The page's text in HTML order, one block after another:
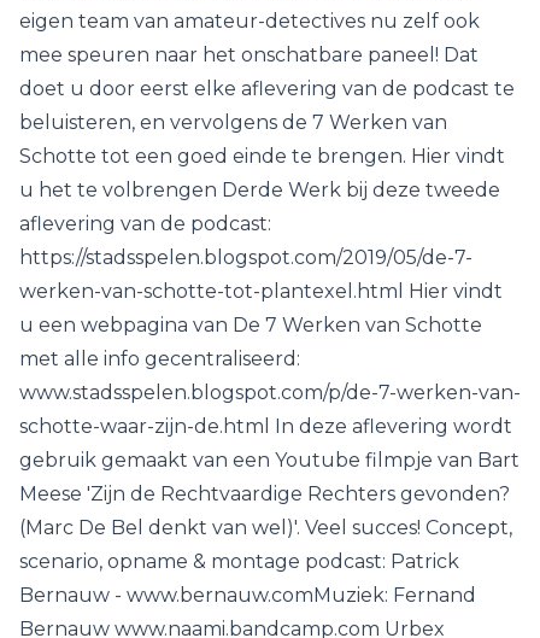
eigen team van amateur-detectives nu zelf ook
mee speuren naar het onschatbare paneel! Dat
doet u door eerst elke aflevering van de podcast te
beluisteren, en vervolgens de 7 Werken van
Schotte tot een goed einde te brengen. Hier vindt
u het te volbrengen Derde Werk bij deze tweede
aflevering van de podcast:
https://stadsspelen.blogspot.com/2019/05/de-7-
werken-van-schotte-tot-plantexel.html Hier vindt
u een webpagina van De 7 Werken van Schotte
met alle info gecentraliseerd:
www.stadsspelen.blogspot.com/p/de-7-werken-van-
schotte-waar-zijn-de.html In deze aflevering wordt
gebruik gemaakt van een Youtube filmpje van Bart
Meese 'Zijn de Rechtvaardige Rechters gevonden?
(Marc De Bel denkt van wel)'. Veel succes! Concept,
scenario, opname & montage podcast: Patrick
Bernauw - www.bernauw.comMuziek: Fernand
Bernauw www.naami.bandcamp.com Urbex